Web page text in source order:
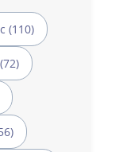
(110)